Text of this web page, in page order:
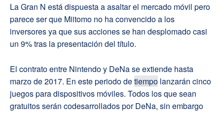
La Gran N está dispuesta a asaltar el mercado móvil pero
parece ser que Miitomo no ha convencido a los
inversores ya que sus acciones se han desplomado casi
un 9% tras la presentación del título.
El contrato entre Nintendo y DeNa se extiende hasta
marzo de 2017. En este periodo detiempo lanzarán cinco
juegos para dispositivos móviles. Todos los que sean
gratuitos serán codesarrollados por DeNa, sin embargo